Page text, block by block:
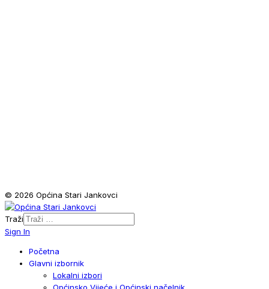
© 2026 Općina Stari Jankovci
Traži
Sign In
Početna
Glavni izbornik
Lokalni izbori
Općinsko Vijeće i Općinski načelnik